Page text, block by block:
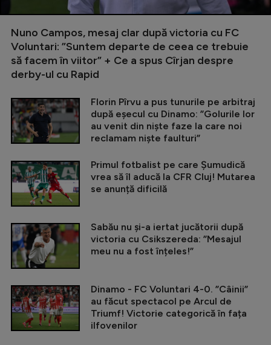
Nuno Campos, mesaj clar după victoria cu FC
Voluntari: ”Suntem departe de ceea ce trebuie
să facem în viitor” + Ce a spus Cîrjan despre
derby-ul cu Rapid
Florin Pîrvu a pus tunurile pe arbitraj
după eșecul cu Dinamo: ”Golurile lor
au venit din niște faze la care noi
reclamam niște faulturi”
Primul fotbalist pe care Șumudică
vrea să îl aducă la CFR Cluj! Mutarea
se anunță dificilă
Sabău nu și-a iertat jucătorii după
victoria cu Csikszereda: ”Mesajul
meu nu a fost înțeles!”
Dinamo - FC Voluntari 4-0. ”Câinii”
au făcut spectacol pe Arcul de
Triumf! Victorie categorică în fața
ilfovenilor